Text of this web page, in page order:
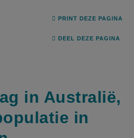
PRINT DEZE PAGINA
DEEL DEZE PAGINA
in Australië,
in